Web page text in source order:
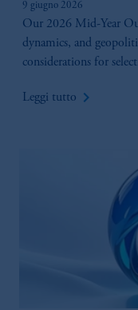
9 giugno 2026
Our 2026 Mid-Year
dynamics, and
considerations for
Leggi tutto keyboard_arrow_right